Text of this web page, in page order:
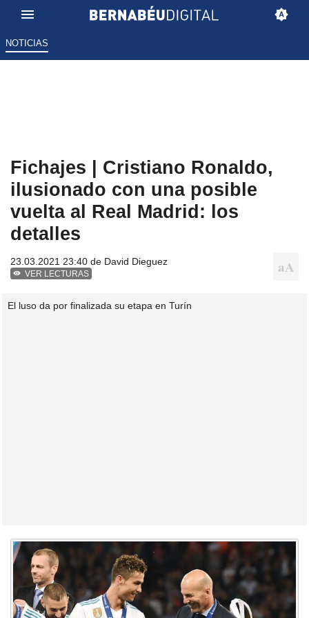
NOTICIAS
Fichajes | Cristiano Ronaldo,
ilusionado con una posible
vuelta al Real Madrid: los
detalles
23.03.2021 23:40 de David Dieguez
VER LECTURAS
El luso da por finalizada su etapa en Turín